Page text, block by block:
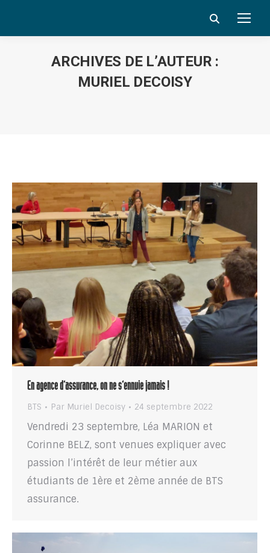
Search:
ARCHIVES DE L’AUTEUR :
MURIEL DECOISY
En agence d’assurance, on ne s’ennuie jamais !
BTS Par Muriel Decoisy 24 septembre 2022
Vendredi 23 septembre, Léa MARION et
Corinne BELZ, sont venues expliquer avec
passion l’intérêt de leur métier aux
étudiants de 1ère et 2ème année de BTS
assurance.